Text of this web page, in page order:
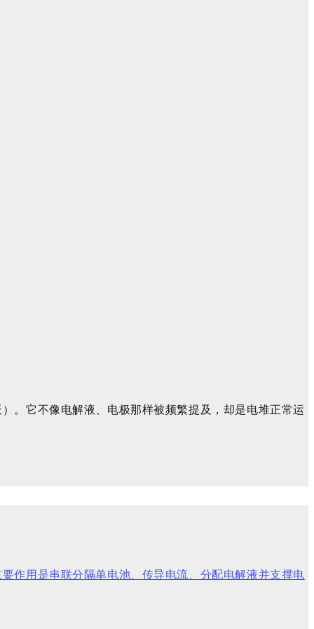
。它不像电解液、电极那样被频繁提及，却是电堆正常运
作用是串联分隔单电池、传导电流、分配电解液并支撑电